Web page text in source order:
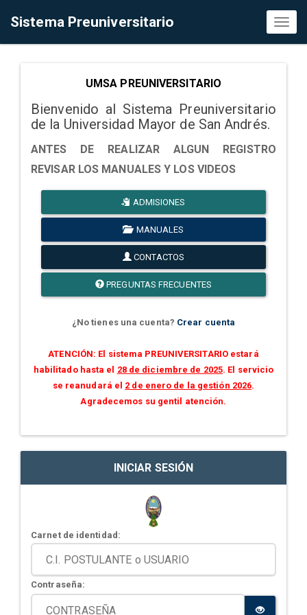
Sistema Preuniversitario
UMSA PREUNIVERSITARIO
Bienvenido al Sistema Preuniversitario
de la Universidad Mayor de San Andrés.
ANTES DE REALIZAR ALGUN REGISTRO
REVISAR LOS MANUALES Y LOS VIDEOS
ADMISIONES
MANUALES
CONTACTOS
PREGUNTAS FRECUENTES
¿No tienes una cuenta? Crear cuenta
ATENCIÓN: El sistema PREUNIVERSITARIO estará
habilitado hasta el 28 de diciembre de 2025. El servicio
se reanudará el 2 de enero de la gestión 2026.
Agradecemos su gentil atención.
INICIAR SESIÓN
Carnet de identidad:
Contraseña: